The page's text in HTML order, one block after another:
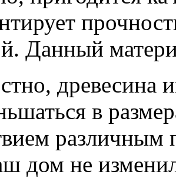
Данный
древесина
в
дом не